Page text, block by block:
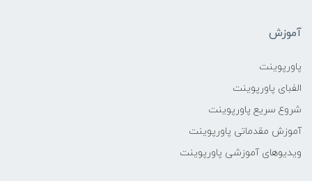
آموزش
پاورپوینت
الفبای پاورپوینت
شروع سریع پاورپوینت
آموزش مقدماتی پاورپوینت
ویدیوهای آموزشی پاورپوینت